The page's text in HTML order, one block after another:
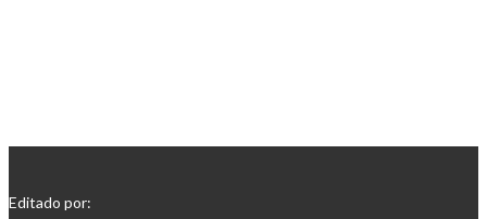
Editado por: